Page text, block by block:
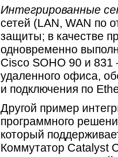
Интегрированные
сетей (LAN, WAN по
защиты; в качестве
одновременно
Cisco SOHO 90 и
удаленного офиса,
и подключения по
Другой пример
программного
который
Коммутатор Catalyst